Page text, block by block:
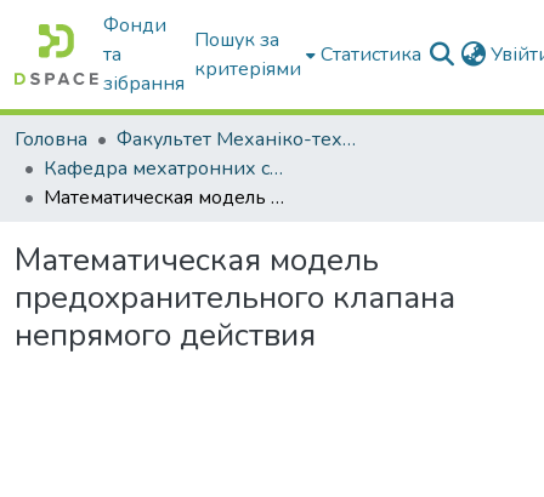
Фонди
та
зібрання
Пошук за
критеріями
Статистика
Головна
Факультет Механіко-технологічний
Кафедра мехатронних систем тракторів та сільскогосподарських машин
Математическая модель предохранительного клапана непрямого действия
Математическая модель
предохранительного клапана
непрямого действия